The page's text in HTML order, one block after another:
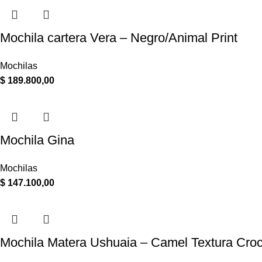
Mochila cartera Vera – Negro/Animal Print
Mochilas
$ 189.800,00
Mochila Gina
Mochilas
$ 147.100,00
Mochila Matera Ushuaia – Camel Textura